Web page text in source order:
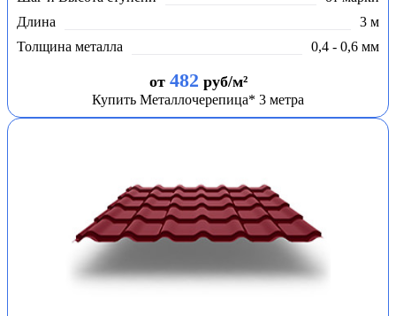
Длина
3 м
Толщина металла
0,4 - 0,6 мм
от 482 руб/м²
Купить Металлочерепица* 3 метра